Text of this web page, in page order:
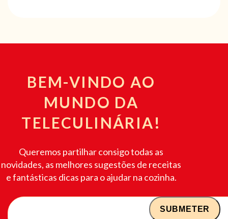
BEM-VINDO AO
MUNDO DA
TELECULINÁRIA!
Queremos partilhar consigo todas as
novidades, as melhores sugestões de receitas
e fantásticas dicas para o ajudar na cozinha.